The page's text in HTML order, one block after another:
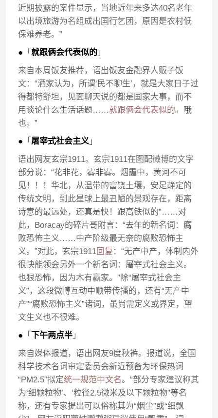
近期披露的案件显示，当地近年来多达40名老年
以出境旅游为名组成出国行乞团，原因是农村低
保难养老。”
● 「就跟俩会代表似的 」
来自本周饭友推荐，语出饭友金融界人贩子饭
文：“洒家认为，所谓‘民不聊生’，就是大家日子过
得都特舒坦，见面聊天说的都是国家大事，而不
用谈论什么生活话题……就跟俩会代表似的。哦
也。”
● 「屠宰式社会主义 」
语出网友玄宗1911。玄宗1911在图配微博的文字
部分说：“花非花，雾非雾。烟霾中，黄河不可
见！！！华北，从温带的富饶土壤，安足静定的
传统文明，到此星球上最丑陋的景观存在，距离
诗意的最远处，还真是快！跟高铁似的”……对
此，Boracay的碎片哥附言：“去年的新名词：腐
败恐怖主义……中产阶级最无奈的腐败恐怖主
义。”对此，玄宗1911回复 ：“无产中产，体制内外
很快能领会另外一个新名词：屠宰式社会主义。
也狠恐怖，因为木有赢家。”除“屠宰式社会主
义”，这段微博互动中顺带传播的，还有“无产中
产”“腐败恐怖主义”诸词，虽尚需定义或界定，望
文生义也不很难。
● 「 下午两点半 」
来自媒体报道，语出网友9度秋裤。报道说，全国
科学技术名词审定委员会新近预备为环保热词
“PM2.5”拟定统一规范中文名。“部分专家建议称其
为‘细颗粒物’、‘粒径2.5微米及以下颗粒物”等名
称，还有专家提出可以俗称其为“烟尘”或“细飘